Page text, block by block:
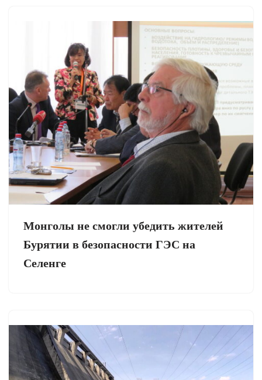
Монголы не смогли убедить жителей
Бурятии в безопасности ГЭС на
Селенге